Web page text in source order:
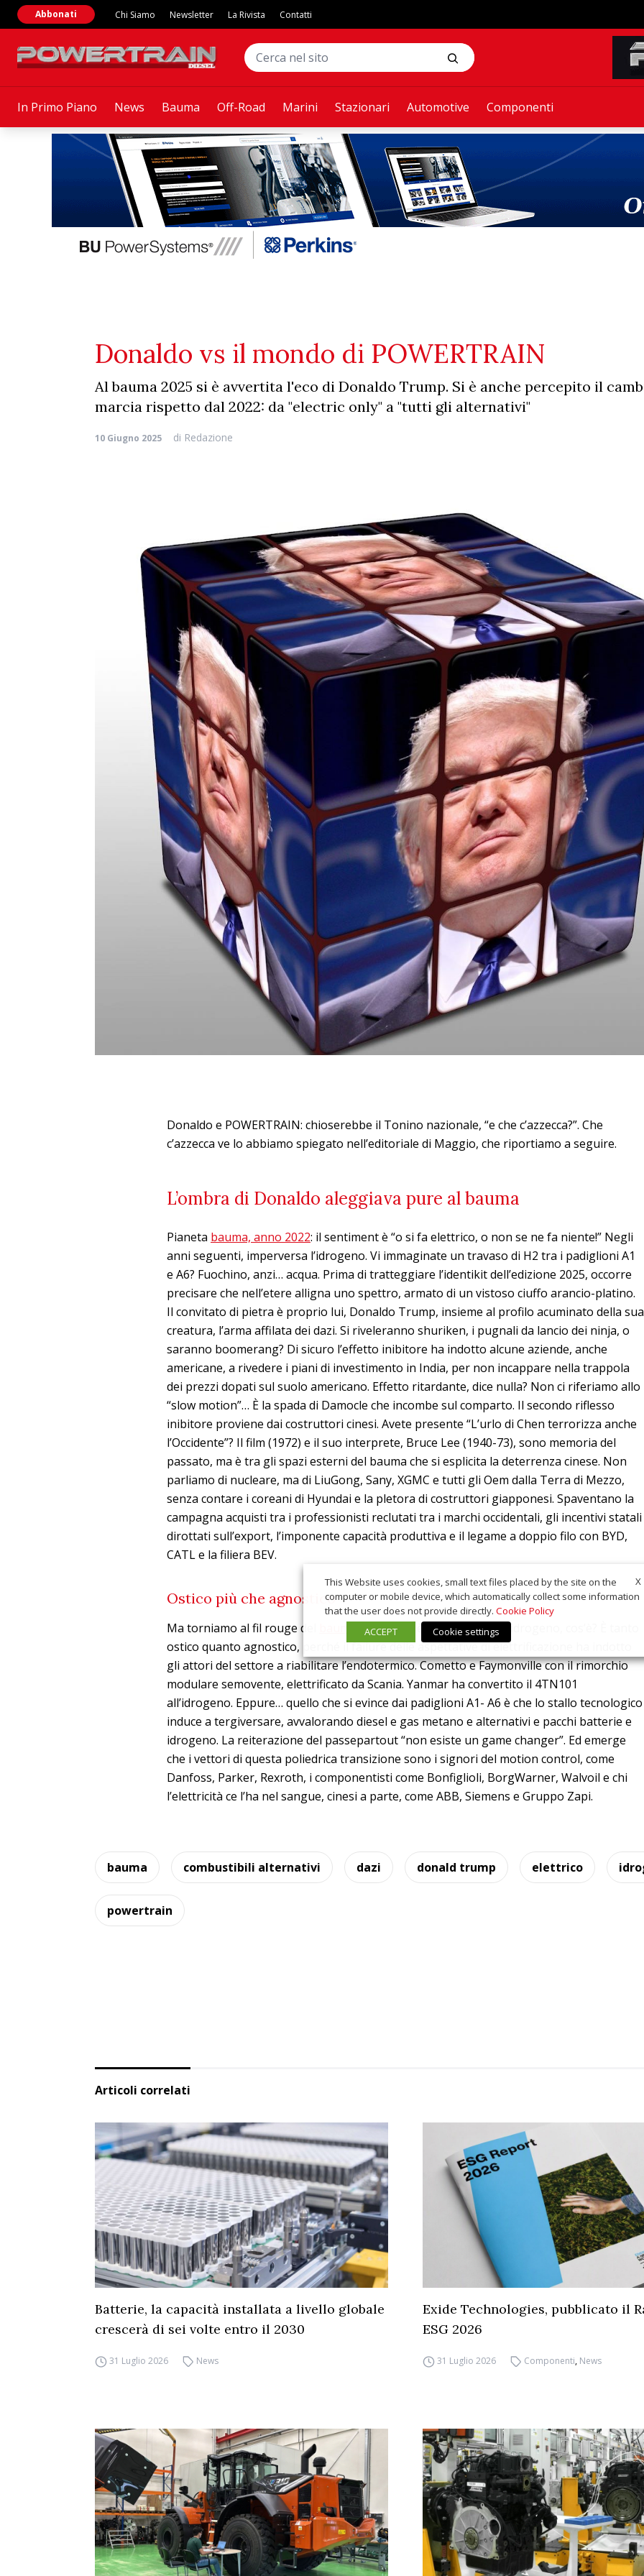
In Primo Piano News Bauma Off-Road Marini Stazionari Automotive Componenti
Abbonati Chi Siamo Newsletter La Rivista Contatti
Donaldo vs il mondo di POWERTRAIN
Al bauma 2025 si è avvertita l'eco di Donaldo Trump. Si è anche percepito il
marcia rispetto dal 2022: da "electric only" a "tutti gli alternativi"
10 Giugno 2025 di Redazione
Donaldo e POWERTRAIN: chioserebbe il Tonino nazionale, “e che c’azzecca?”. Che
c’azzecca ve lo abbiamo spiegato nell’editoriale di Maggio, che riportiamo a seguire.
L’ombra di Donaldo aleggiava pure al bauma
Pianeta bauma, anno 2022: il sentiment è “o si fa elettrico, o non se ne fa niente!” Negli
anni seguenti, imperversa l’idrogeno. Vi immaginate un travaso di H2 tra i padiglioni A1
e A6? Fuochino, anzi… acqua. Prima di tratteggiare l’identikit dell’edizione 2025, occorre
precisare che nell’etere alligna uno spettro, armato di un vistoso ciuffo arancio-platino.
Il convitato di pietra è proprio lui, Donaldo Trump, insieme al profilo acuminato della sua
creatura, l’arma affilata dei dazi. Si riveleranno shuriken, i pugnali da lancio dei ninja, o
saranno boomerang? Di sicuro l’effetto inibitore ha indotto alcune aziende, anche
americane, a rivedere i piani di investimento in India, per non incappare nella trappola
dei prezzi dopati sul suolo americano. Effetto ritardante, dice nulla? Non ci riferiamo allo
“slow motion”… È la spada di Damocle che incombe sul comparto. Il secondo riflesso
inibitore proviene dai costruttori cinesi. Avete presente “L’urlo di Chen terrorizza anche
l’Occidente”? Il film (1972) e il suo interprete, Bruce Lee (1940-73), sono memoria del
passato, ma è tra gli spazi esterni del bauma che si esplicita la deterrenza cinese. Non
parliamo di nucleare, ma di LiuGong, Sany, XGMC e tutti gli Oem dalla Terra di Mezzo,
senza contare i coreani di Hyundai e la pletora di costruttori giapponesi. Spaventano la
campagna acquisti tra i professionisti reclutati tra i marchi occidentali, gli incentivi statali
dirottati sull’export, l’imponente capacità produttiva e il legame a doppio filo con BYD,
CATL e la filiera BEV.
Ostico più che agnostico
Ma torniamo al fil rouge del bauma 2025. Non è elettrico, non è idrogeno, cos’è? È tanto
ostico quanto agnostico, perché il failure delle aspettative di elettrificazione ha indotto
gli attori del settore a riabilitare l’endotermico. Cometto e Faymonville con il rimorchio
modulare semovente, elettrificato da Scania. Yanmar ha convertito il 4TN101
all’idrogeno. Eppure… quello che si evince dai padiglioni A1- A6 è che lo stallo tecnologico
induce a tergiversare, avvalorando diesel e gas metano e alternativi e pacchi batterie e
idrogeno. La reiterazione del passepartout “non esiste un game changer”. Ed emerge
che i vettori di questa poliedrica transizione sono i signori del motion control, come
Danfoss, Parker, Rexroth, i componentisti come Bonfiglioli, BorgWarner, Walvoil e chi
l’elettricità ce l’ha nel sangue, cinesi a parte, come ABB, Siemens e Gruppo Zapi.
bauma combustibili alternativi dazi donald trump elettrico
powertrain
Articoli correlati
Batterie, la capacità installata a livello globale
crescerà di sei volte entro il 2030
31 Luglio 2026 News
Exide Technologies, pubblicato il
ESG 2026
31 Luglio 2026 Componenti, News
X
This Website uses cookies, small text files placed by the site on the
computer or mobile device, which automatically collect some information
that the user does not provide directly. Cookie Policy
ACCEPT
Cookie settings